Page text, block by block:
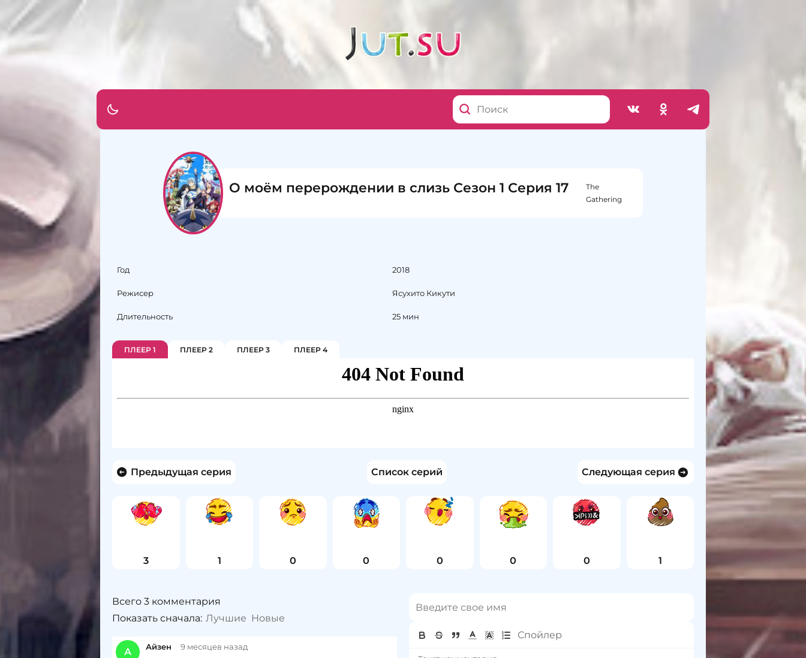
О моём перерождении в слизь Сезон 1 Серия 17
The
Gathering
Год 2018
Режисер Ясухито Кикути
Длительность 25 мин
ПЛЕЕР 1 ПЛЕЕР 2 ПЛЕЕР 3 ПЛЕЕР 4
Предыдущая серия Список серий Следующая серия
3 1 0 0 0 0 0 1
Всего 3 комментария
Показать сначала: Лучшие Новые
А Айзен 9 месяцев назад